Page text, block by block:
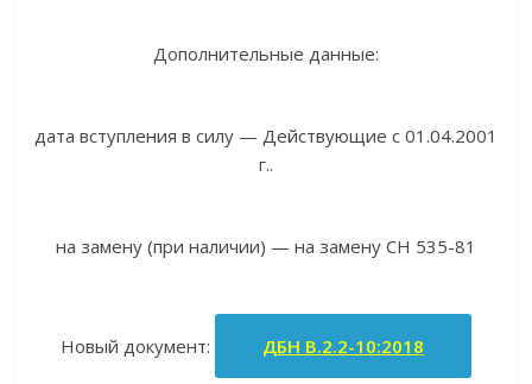
Дополнительные данные:
дата вступления в силу — Действующие с 01.04.2001
г..
на замену (при наличии) — на замену СН 535-81
Новый документ: ДБН В.2.2-10:2018